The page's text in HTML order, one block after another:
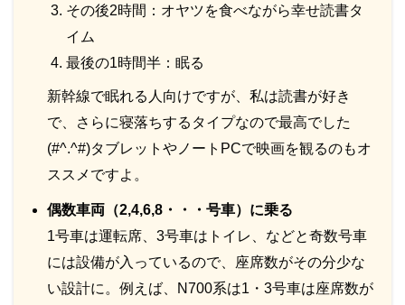
その後2時間：オヤツを食べながら幸せ読書タ
イム
最後の1時間半：眠る
新幹線で眠れる人向けですが、私は読書が好き
で、さらに寝落ちするタイプなので最高でした
(#^.^#)タブレットやノートPCで映画を観るのもオ
ススメですよ。
偶数車両（2,4,6,8・・・号車）に乗る
1号車は運転席、3号車はトイレ、などと奇数号車
には設備が入っているので、座席数がその分少な
い設計に。例えば、N700系は1・3号車は座席数が